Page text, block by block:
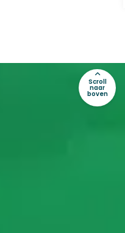
Scroll
naar
boven